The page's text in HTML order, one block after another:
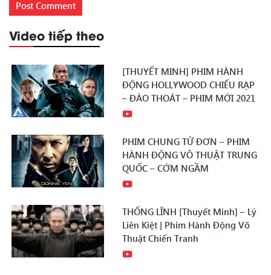
Video tiếp theo
[THUYẾT MINH] PHIM HÀNH
ĐỘNG HOLLYWOOD CHIẾU RẠP
– ĐÀO THOÁT – PHIM MỚI 2021
PHIM CHUNG TỬ ĐƠN – PHIM
HÀNH ĐỘNG VÕ THUẬT TRUNG
QUỐC – CỚM NGẦM
THỐNG LĨNH [Thuyết Minh] – Lý
Liên Kiệt | Phim Hành Động Võ
Thuật Chiến Tranh